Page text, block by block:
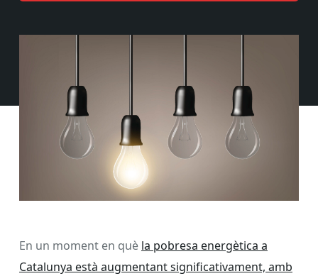
En un moment en què la pobresa energètica a
Catalunya està augmentant significativament, amb